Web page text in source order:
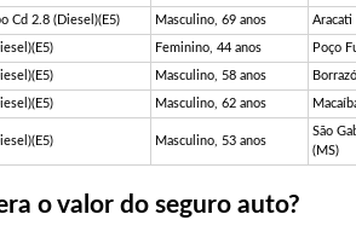
Cd 2.8 (Diesel)(E5) Masculino, 69 anos Aracati
Feminino, 44 anos Poço
Masculino, 58 anos
Masculino, 62 anos
Masculino, 53 anos
São
(MS)
o valor do seguro auto?